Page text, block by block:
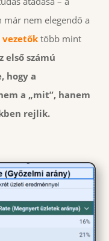
nem elegendő a
több mint
első számú
hogy a
a „mit”, hanem
rejlik.